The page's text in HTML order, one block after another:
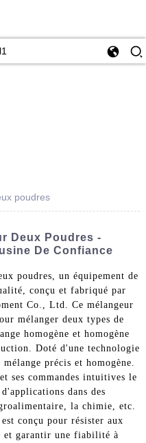
poudres
Deux Poudres -
De Confiance
poudres, un équipement de
conçu et fabriqué par
Co., Ltd. Ce mélangeur
mélanger deux types de
homogène et homogène
Doté d'une technologie
précis et homogène.
ses commandes intuitives le
dans des
la chimie, etc.
conçu pour résister aux
et garantir une fiabilité à